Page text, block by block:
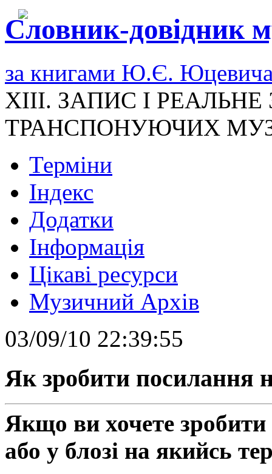
Словник-довідник
за книгами Ю.Є.
XIII. ЗАПИС І
ТРАНСПОНУЮЧИХ
Терміни
Індекс
Додатки
Інформація
Цікаві ресурси
Музичний Архів
03/09/10 22:39:55
Як зробити посилання
Якщо ви хочете зробити
або у блозі на якийсь